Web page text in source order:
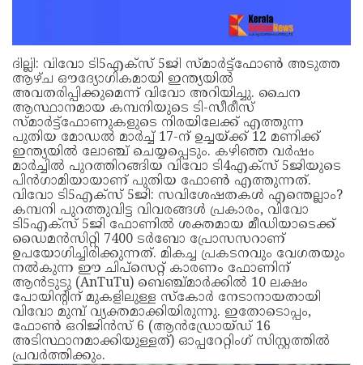
ദില്ലി: വിവോ ടി5എക്‌സ് 5ജി സ്‍മാർട്ട്ഫോൺ അടുത്ത
ആഴ്‌ച ഔദ്യോഗികമായി ഇന്ത്യയിൽ
അവതരിപ്പിക്കുമെന്ന് വിവോ അറിയിച്ചു. ചൈന
ആസ്ഥാനമായ കമ്പനിയുടെ ടി-സീരീസ്
സ്‍മാർട്ട്ഫോണുകളുടെ നിരയിലേക്ക് എത്തുന്ന
പുതിയ മോഡൽ മാർച്ച് 17-ന് ഉച്ചയ്ക്ക് 12 മണിക്ക്
ഇന്ത്യയിൽ ലോഞ്ച് ചെയ്യപ്പെടും. കഴിഞ്ഞ വർഷം
മാർച്ചിൽ പുറത്തിറങ്ങിയ വിവോ ടി4എക്‌സ് 5ജിയുടെ
പിന്‍ഗാമിയായാണ് പുതിയ ഫോൺ എത്തുന്നത്.
വിവോ ടി5എക്‌സ് 5ജി: സവിശേഷതകള്‍ എന്തെല്ലാം?
കമ്പനി പുറത്തുവിട്ട വിവരങ്ങൾ പ്രകാരം, വിവോ
ടി5എക്‌സ് 5ജി ഫോണില്‍ ശക്തമായ മീഡിയാടെക്ക്
ഡൈമൻസിറ്റി 7400 ടർബോ പ്രോസസറാണ്
ഉപയോഗിച്ചിരിക്കുന്നത്. മികച്ച പ്രകടനവും വേഗതയും
നൽകുന്ന ഈ ചിപ്സെറ്റ് കാരണം ഫോണിന്
ആൻടുടു (AnTuTu) ബെഞ്ച്മാർക്കിൽ 10 ലക്ഷം
പോയിന്‍റിന് മുകളിലുള്ള സ്കോർ നേടാനായതായി
വിവോ മുമ്പ് വ്യക്തമാക്കിയിരുന്നു. ഇതോടൊപ്പം,
ഫോൺ ഒറിജിൻസ് 6 (ആൻഡ്രോയ്‌ഡ് 16
അടിസ്ഥാനമാക്കിയുള്ളത്) ഓപ്പറേറ്റിംഗ് സിസ്റ്റത്തിൽ
പ്രവർത്തിക്കും.